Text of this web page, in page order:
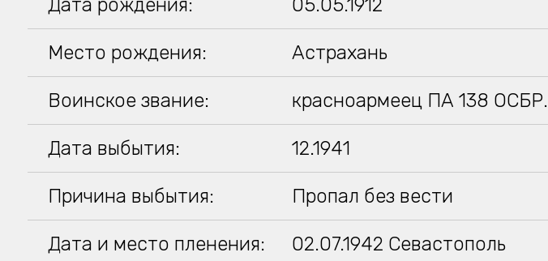
Дата рождения: 05.05.1912
Место рождения: Астрахань
Воинское звание: красноармеец ПА 138 ОСБР.
Дата выбытия: 12.1941
Причина выбытия: Пропал без вести
Дата и место пленения: 02.07.1942 Севастополь